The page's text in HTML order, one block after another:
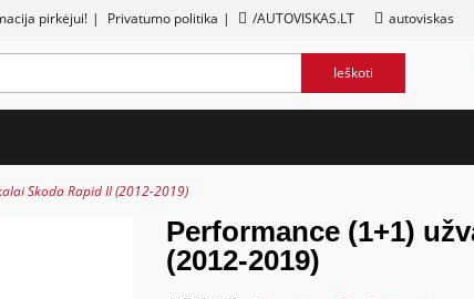
pirkėjui! | Privatumo politika | /AUTOVISKAS.LT autoviskas
Ieškoti
Skoda Rapid II (2012-2019)
Performance (1+1)
(2012-2019)